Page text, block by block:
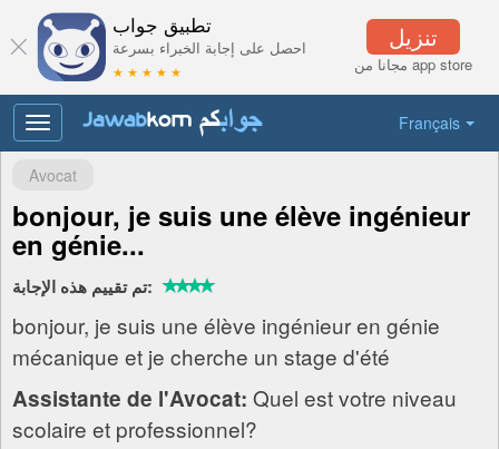
تنزيل
مجانا من app store
تطبيق جواب
احصل على إجابة الخبراء بسرعة
★ ★ ★ ★ ★
Français
Toggle
navigation
Avocat
bonjour, je suis une élève ingénieur
en génie...
تم تقييم هذه الإجابة:
bonjour, je suis une élève ingénieur en génie
mécanique et je cherche un stage d'été
Assistante de l'Avocat: Quel est votre niveau
scolaire et professionnel?